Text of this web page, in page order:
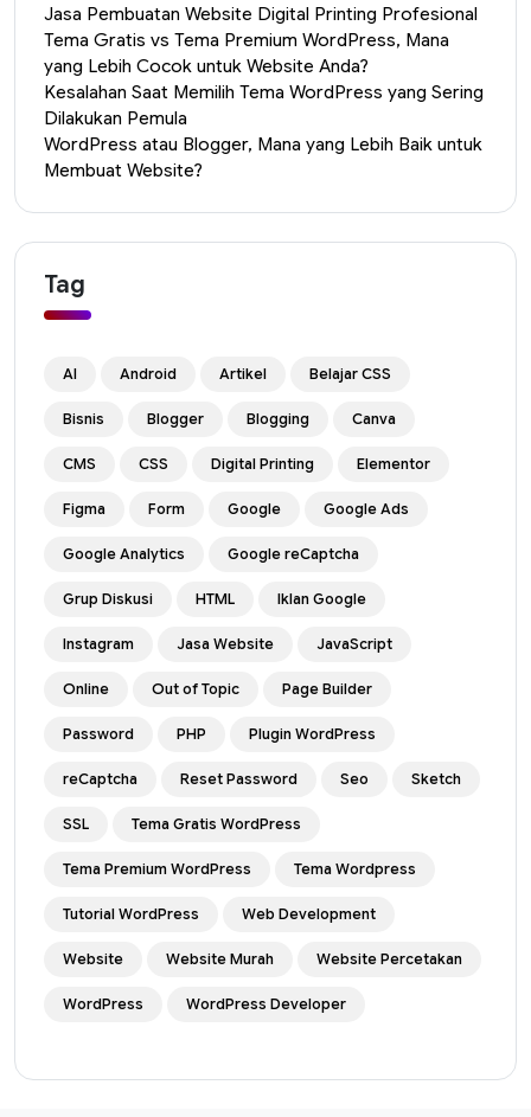
Jasa Pembuatan Website Digital Printing Profesional
Tema Gratis vs Tema Premium WordPress, Mana
yang Lebih Cocok untuk Website Anda?
Kesalahan Saat Memilih Tema WordPress yang Sering
Dilakukan Pemula
WordPress atau Blogger, Mana yang Lebih Baik untuk
Membuat Website?
Tag
AI Android Artikel Belajar CSS
Bisnis Blogger Blogging Canva
CMS CSS Digital Printing Elementor
Figma Form Google Google Ads
Google Analytics Google reCaptcha
Grup Diskusi HTML Iklan Google
Instagram Jasa Website JavaScript
Online Out of Topic Page Builder
Password PHP Plugin WordPress
reCaptcha Reset Password Seo Sketch
SSL Tema Gratis WordPress
Tema Premium WordPress Tema Wordpress
Tutorial WordPress Web Development
Website Website Murah Website Percetakan
WordPress WordPress Developer